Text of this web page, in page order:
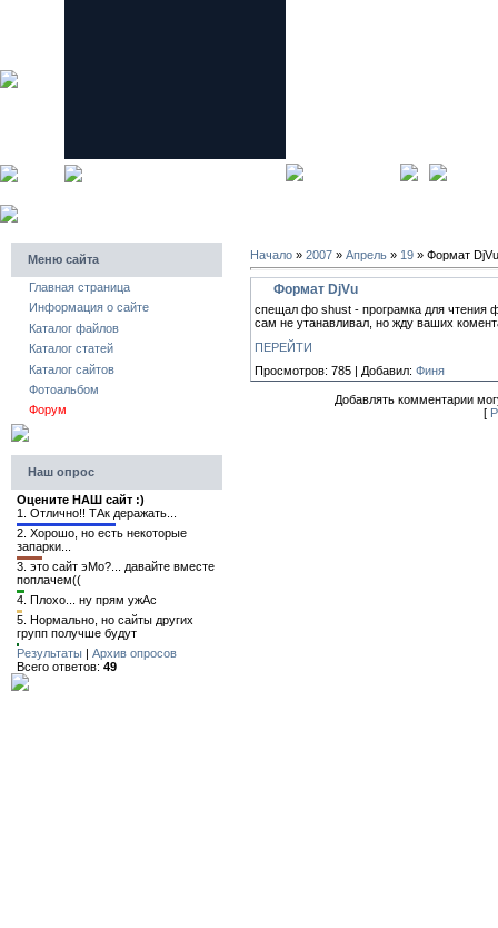
Меню сайта
Главная страница
Информация о сайте
Каталог файлов
Каталог статей
Каталог сайтов
Фотоальбом
Форум
Наш опрос
Оцените НАШ сайт :)
1. Отлично!! ТАк деражать...
2. Хорошо, но есть некоторые
запарки...
3. это сайт эМо?... давайте вместе
поплачем((
4. Плохо... ну прям ужАс
5. Нормально, но сайты других
групп получше будут
Результаты | Архив опросов
Всего ответов: 49
Начало » 2007 » Апрель » 19 » Формат DjVu
Формат DjVu
спещал фо shust - програмка для чтения
сам не утанавливал, но жду ваших
ПЕРЕЙТИ
Просмотров: 785 | Добавил: Финя
Добавлять комментарии
[